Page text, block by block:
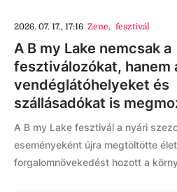
2026. 07. 17., 17:16 Zene, fesztivál
A B my Lake nemcsak a
fesztiválozókat, hanem
vendéglátóhelyeket és
szállásadókat is
A B my Lake fesztivál a nyári
eseményeként újra megtöltötte
forgalomnövekedést hozott a